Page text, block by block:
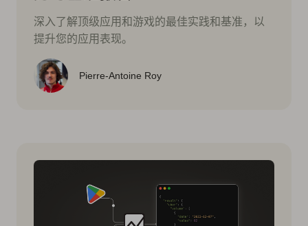
深入了解顶级应用和游戏的最佳实践和基准，以
提升您的应用表现。
Pierre-Antoine Roy